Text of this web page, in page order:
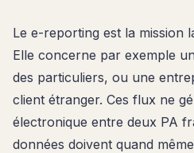
Le e-reporting est la mission
Elle concerne par exemple
des particuliers, ou une
client étranger. Ces flux ne
électronique entre deux PA
données doivent quand